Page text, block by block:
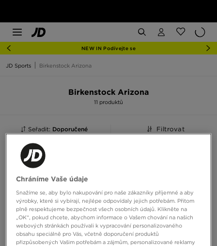
NEW IN Podívejte se
JD Sports Birkenstock Arizona
Birkenstock Arizona
11 produktů
Seřadit: Doporučené Filtrovat
Chráníme Vaše údaje
Snažíme se, aby bylo nakupování pro naše zákazníky příjemné a aby
výrobky, které si vybírají, nejlépe odpovídaly jejich potřebám. Přitom
plně respektujeme bezpečnost všech osobních údajů. Klikněte na
„OK“, pokud chcete, abychom informace o Vašem chování na našich
webových stránkách používali k vypracování personalizovaného
obsahu speciálně pro Vás, včetně doporučení produktů
přizpůsobených Vašim potřebám a zájmům, personalizované reklamy